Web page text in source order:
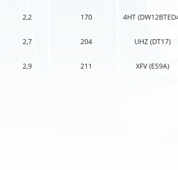
2,2 170 4HT
2,7 204 UHZ (DT17)
2,9 211 XFV (ES9A)